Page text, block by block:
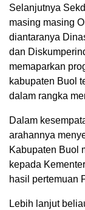
Selanjutnya
masing masing
diantaranya
dan
memaparkan
kabupaten Buol
dalam rangka
Dalam
arahannya
Kabupaten Buol
kepada
hasil pertemuan
Lebih lanjut